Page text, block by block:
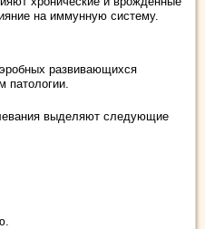
на иммунную систему.
развивающихся
патологии.
выделяют следующие